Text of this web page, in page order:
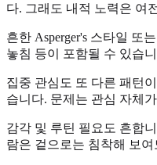
다. 그래도 내적 노력은 여
흔한 Asperger's 스타일 또
놓침 등이 포함될 수 있습
집중 관심도 또 다른 패턴
습니다. 문제는 관심 자체
감각 및 루틴 필요도 흔합
람은 겉으로는 침착해 보